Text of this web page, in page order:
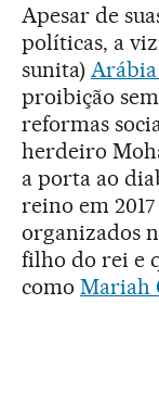
Apesar de
políticas, a
sunita)
proibição
reformas
herdeiro
a porta ao
reino em
organizados
filho do rei e
como Mariah